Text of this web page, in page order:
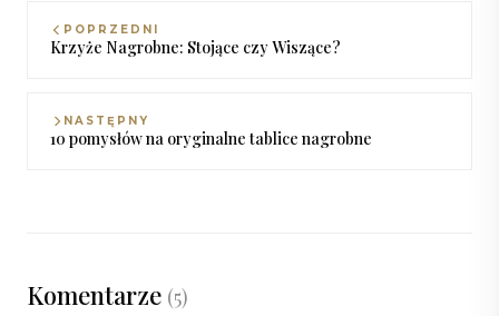
POPRZEDNI
Krzyże Nagrobne: Stojące czy Wiszące?
NASTĘPNY
10 pomysłów na oryginalne tablice nagrobne
Komentarze (5)